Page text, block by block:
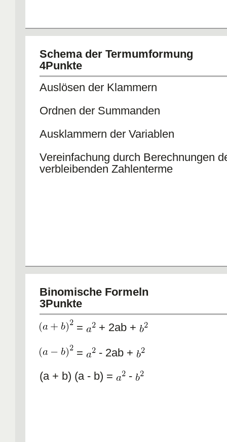
Schema der Termumformung
4Punkte
Auslösen der Klammern
Ordnen der Summanden
Ausklammern der Variablen
Vereinfachung durch Berechnungen
verbleibenden Zahlenterme
Binomische Formeln
3Punkte
=
+ 2ab +
=
- 2ab +
(a + b) (a - b) =
-